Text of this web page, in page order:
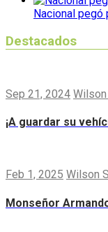
Nacional pegó
Destacados
Sep 21, 2024
¡A guardar su
Feb 1, 2025 Wilson
Monseñor